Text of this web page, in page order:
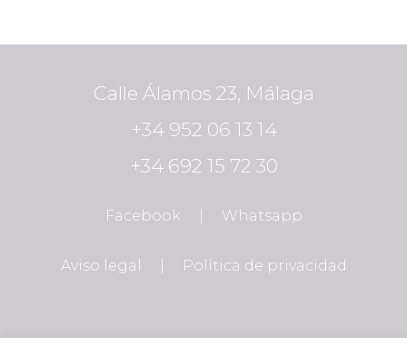
Calle Álamos 23, Málaga
+34 952 06 13 14
+34 692 15 72 30
Facebook Whatsapp
Aviso legal Política de privacidad